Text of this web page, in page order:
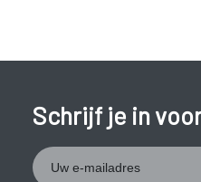
Schrijf je in